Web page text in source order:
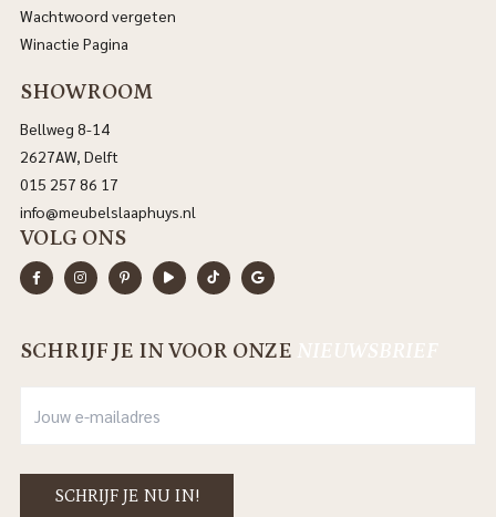
Wachtwoord vergeten
Winactie Pagina
SHOWROOM
Bellweg 8-14
2627AW, Delft
015 257 86 17
info@meubelslaaphuys.nl
VOLG ONS
SCHRIJF JE IN VOOR ONZE NIEUWSBRIEF